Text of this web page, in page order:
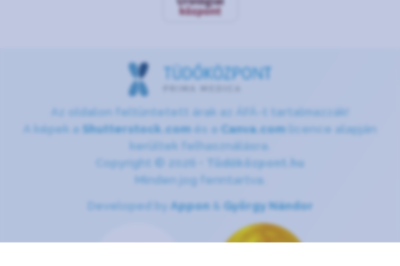
Az oldalon feltüntetett árak az ÁFÁ-t tartalmazzák!
A képek a Shutterstock.com és a Canva.com licence alapján
kerültek felhasználásra.
Copyright © 2026 •
Tüdőközpont.hu
Minden jog fenntartva.
Developed by Appon& György Nándor